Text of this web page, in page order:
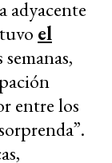
adyacente
el
semanas,
entre los